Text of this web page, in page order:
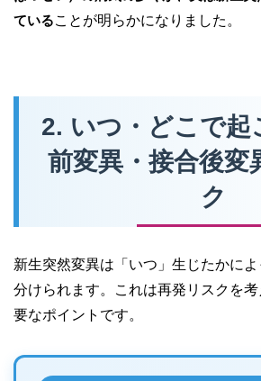
ていることが明らかになりました。
2. いつ・どこで起
前変異・接合後変
ク
新生突然変異は「いつ」生じたかに
分けられます。これは再発リスクを
要なポイントです。